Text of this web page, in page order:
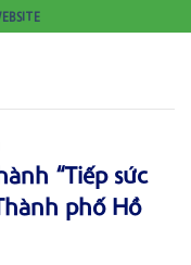
“Tiếp sức
phố Hồ